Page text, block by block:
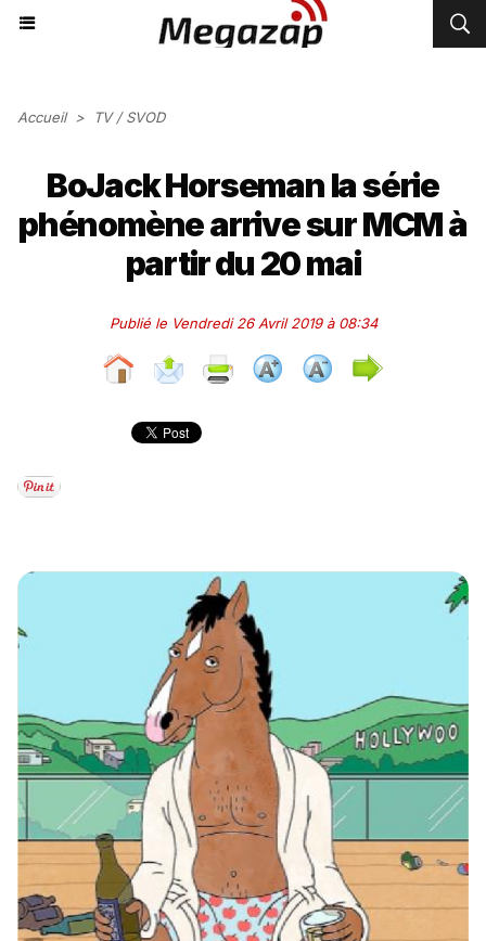
Accueil > TV / SVOD
BoJack Horseman la série
phénomène arrive sur MCM à
partir du 20 mai
Publié le Vendredi 26 Avril 2019 à 08:34